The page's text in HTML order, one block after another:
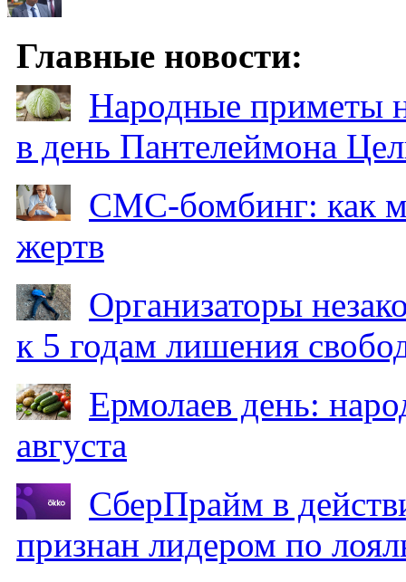
Главные новости:
Народные приметы
в день Пантелеймона
СМС-бомбинг: как
жертв
Организаторы
к 5 годам лишения
Ермолаев день:
августа
СберПрайм в
признан лидером по